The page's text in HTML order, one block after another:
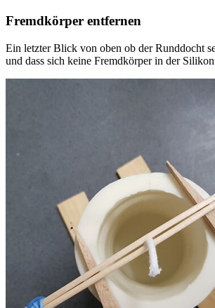
Fremdkörper entfernen
Ein letzter Blick von oben ob der Runddocht
und dass sich keine Fremdkörper in der